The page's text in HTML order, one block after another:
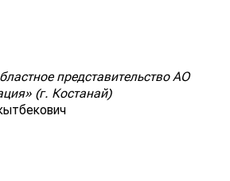
представительство АО
(г. Костанай)